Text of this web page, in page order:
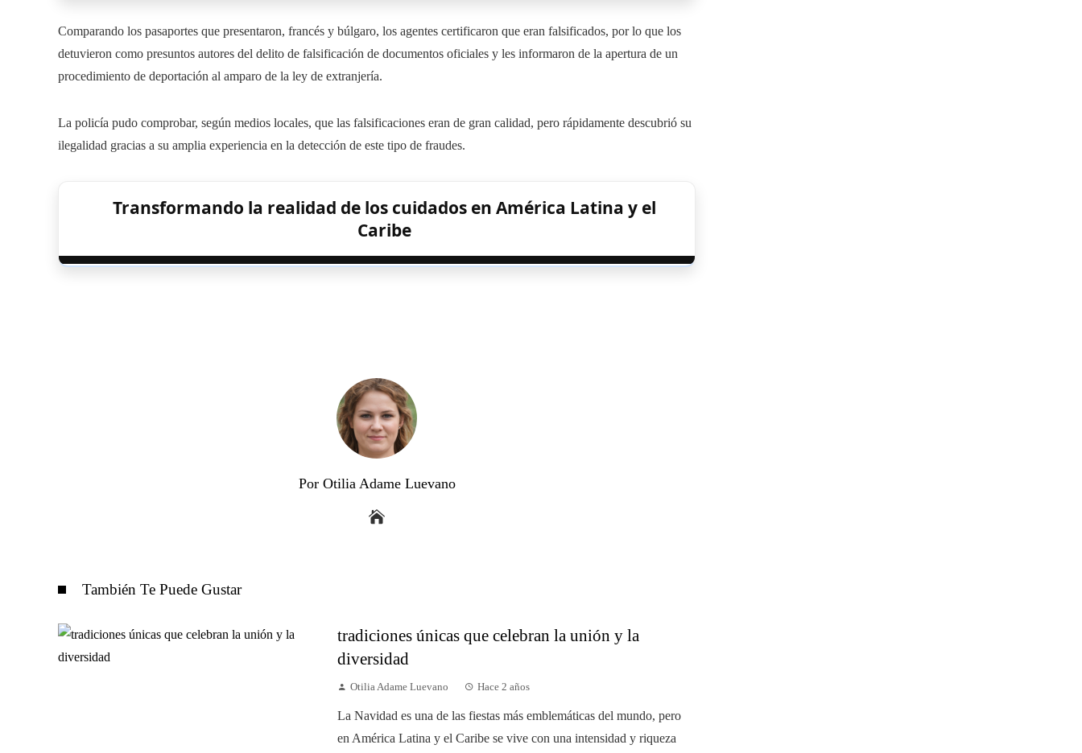
Comparando los pasaportes que presentaron, francés y búlgaro, los agentes certificaron que eran falsificados, por lo que los
detuvieron como presuntos autores del delito de falsificación de documentos oficiales y les informaron de la apertura de un
procedimiento de deportación al amparo de la ley de extranjería.
La policía pudo comprobar, según medios locales, que las falsificaciones eran de gran calidad, pero rápidamente descubrió su
ilegalidad gracias a su amplia experiencia en la detección de este tipo de fraudes.
Transformando la realidad de los cuidados en América Latina y el
Caribe
Por Otilia Adame Luevano
También Te Puede Gustar
tradiciones únicas que celebran la unión y la
diversidad
Otilia Adame Luevano Hace 2 años
La Navidad es una de las fiestas más emblemáticas del mundo, pero
en América Latina y el Caribe se vive con una intensidad y riqueza